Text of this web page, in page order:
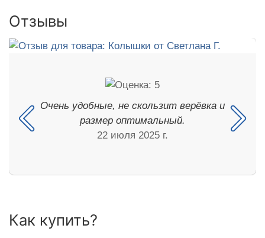
Отзывы
Очень удобные, не скользит верёвка и
размер оптимальный.
22 июля 2025 г.
Как купить?